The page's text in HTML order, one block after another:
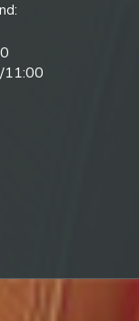
11:00